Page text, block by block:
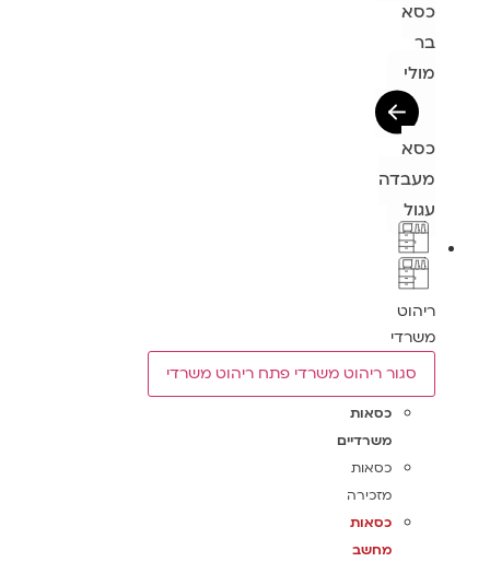
כסא
בר
מולי
כסא
מעבדה
עגול
ריהוט
משרדי
סגור ריהוט משרדי פתח ריהוט משרדי
כסאות
משרדיים
כסאות
מזכירה
כסאות
מחשב